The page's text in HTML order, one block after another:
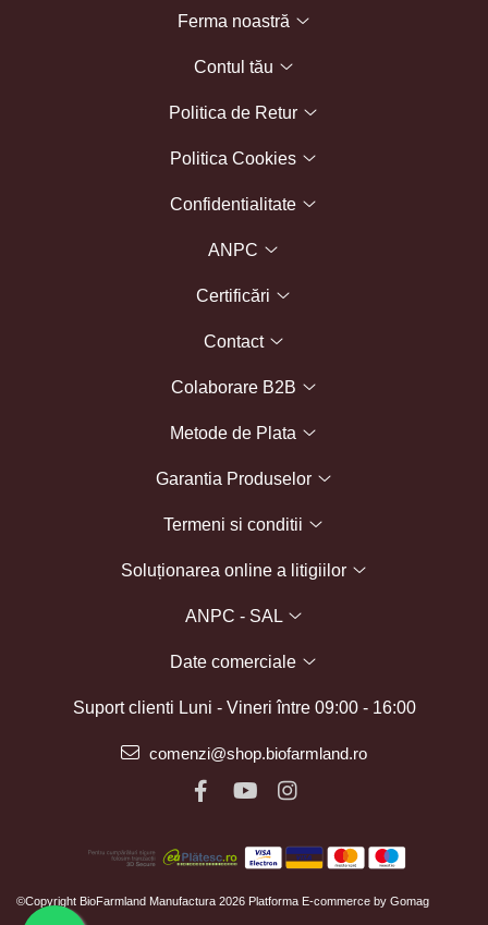
Ferma noastră
Contul tău
Politica de Retur
Politica Cookies
Confidentialitate
ANPC
Certificări
Contact
Colaborare B2B
Metode de Plata
Garantia Produselor
Termeni si conditii
Soluționarea online a litigiilor
ANPC - SAL
Date comerciale
Suport clienti Luni - Vineri între 09:00 - 16:00
comenzi@shop.biofarmland.ro
©Copyright BioFarmland Manufactura 2026 Platforma E-commerce by Gomag